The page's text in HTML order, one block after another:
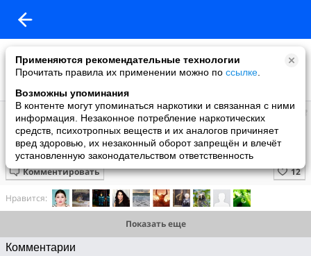
Применяются рекомендательные технологии
Прочитать правила их применении можно по ссылке
Возможны упоминания
В контенте могут упоминаться наркотики и связанная с ними
информация. Незаконное потребление наркотических
средств, психотропных веществ и их аналогов причиняет
вред здоровью, их незаконный оборот запрещён и влечёт
установленную законодательством ответственность
Мир
добавил видео
13 июня
Затонувшие сокровища Египта
Комментировать
Нравится:
Показать еще
Комментарии